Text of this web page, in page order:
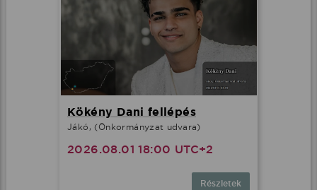
Kökény Dani fellépés
Jákó, (Önkormányzat udvara)
2026.08.01 18:00 UTC+2
Részletek